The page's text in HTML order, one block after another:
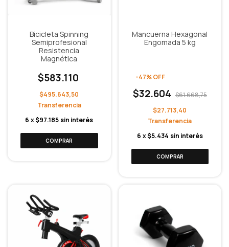
Bicicleta Spinning
Semiprofesional
Resistencia
Magnética
$583.110
$495.643,50
6 x$97.185 sin interés
Mancuerna Hexagonal
Engomada 5 kg
-47%OFF
$32.604 $61.668,75
$27.713,40
6 x$5.434 sin interés